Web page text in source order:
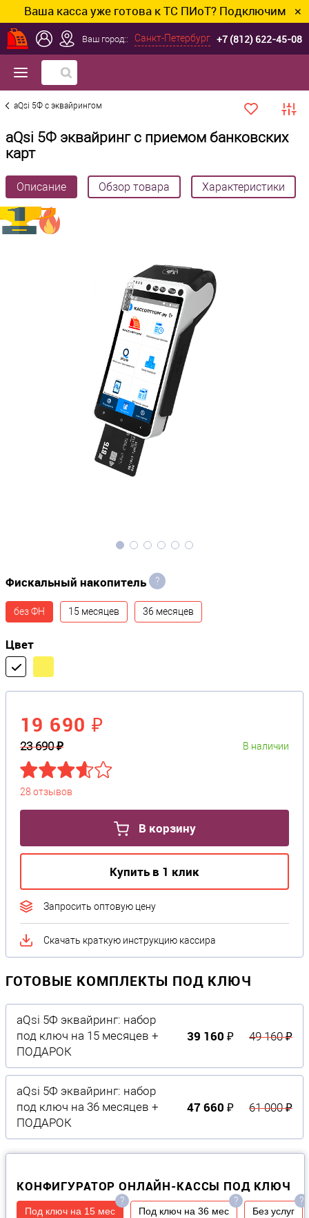
касса уже готова к ТС ПИоТ? Подключим и ✕
Ваш город:: Санкт-Петербург +7 (812) 622-45-08
aQsi 5Ф с эквайрингом
aQsi 5Ф эквайринг с приемом банковских
карт
Описание Обзор товара Характеристики
Фискальный накопитель ?
без ФН 15 месяцев 36 месяцев
Цвет
19 690 ₽
23 690 ₽ В наличии
28 отзывов
В корзину
Купить в 1 клик
Запросить оптовую цену
Скачать краткую инструкцию кассира
ГОТОВЫЕ КОМПЛЕКТЫ ПОД КЛЮЧ
aQsi 5Ф эквайринг: набор
под ключ на 15 месяцев +
ПОДАРОК
39 160 ₽ 49 160 ₽
aQsi 5Ф эквайринг: набор
под ключ на 36 месяцев +
ПОДАРОК
47 660 ₽ 61 000 ₽
КОНФИГУРАТОР ОНЛАЙН-КАССЫ ПОД КЛЮЧ
?
Под ключ на 15 мес
?
Под ключ на 36 мес
?
Без услуг